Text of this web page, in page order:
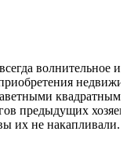
волнительное и
предыдущих
их не